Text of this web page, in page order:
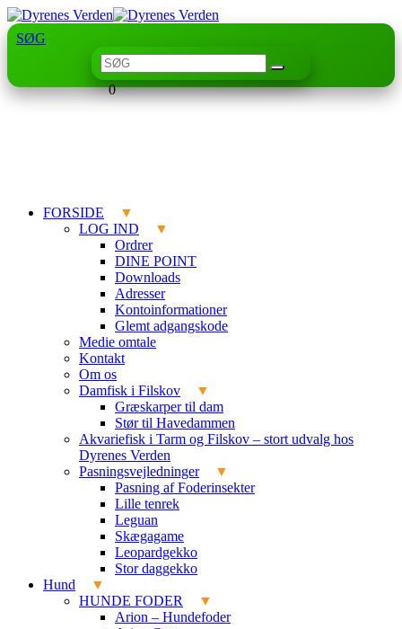
SØG
0
FORSIDE
LOG IND
Ordrer
DINE POINT
Downloads
Adresser
Kontoinformationer
Glemt adgangskode
Medie omtale
Kontakt
Om os
Damfisk i Filskov
Græskarper til dam
Stør til Havedammen
Akvariefisk i Tarm og Filskov – stort udvalg hos
Dyrenes Verden
Pasningsvejledninger
Pasning af Foderinsekter
Lille tenrek
Leguan
Skægagame
Leopardgekko
Stor daggekko
Hund
HUNDE FODER
Arion – Hundefoder